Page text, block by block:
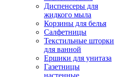
Диспенсеры для
жидкого мыла
Корзины для белья
Салфетницы
Текстильные шторки
для ванной
Ершики для унитаза
Газетницы
настенные